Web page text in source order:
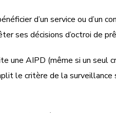
d’un service ou d’un
ses décisions d’octroi de
une AIPD (même si un seul
le critère de la